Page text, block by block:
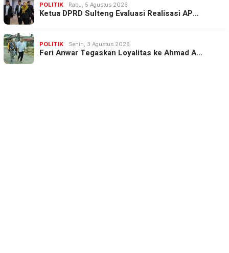
POLITIK Rabu, 5 Agustus 2026
Ketua DPRD Sulteng Evaluasi Realisasi AP…
POLITIK Senin, 3 Agustus 2026
Feri Anwar Tegaskan Loyalitas ke Ahmad A…